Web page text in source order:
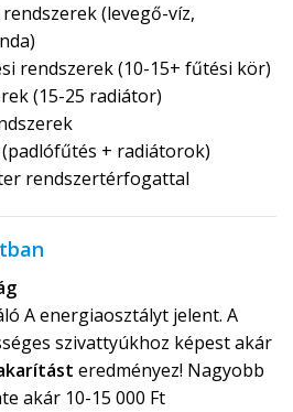
(levegő-víz,
rendszerek (10-15+ fűtési kör)
(15-25 radiátor)
+ radiátorok)
rendszertérfogattal
A energiaosztályt jelent. A
szivattyúkhoz képest akár
eredményez! Nagyobb
akár 10-15 000 Ft